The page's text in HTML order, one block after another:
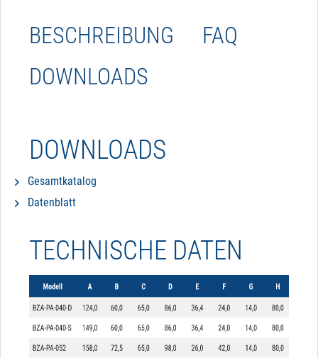
BESCHREIBUNG
FAQ
DOWNLOADS
DOWNLOADS
Gesamtkatalog
Datenblatt
TECHNISCHE DATEN